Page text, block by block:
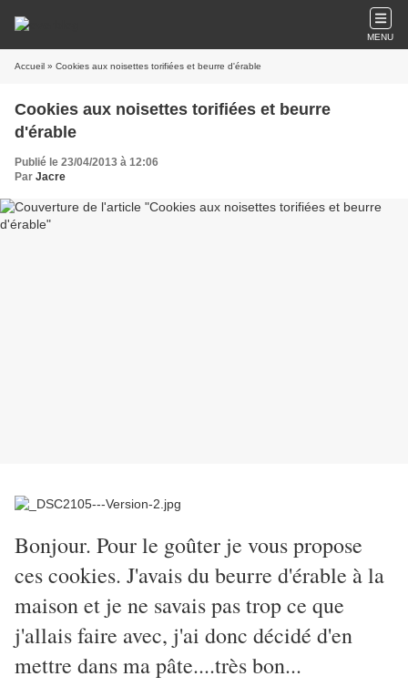
MENU
Accueil » Cookies aux noisettes torifiées et beurre d'érable
Cookies aux noisettes torifiées et beurre
d'érable
Publié le 23/04/2013 à 12:06
Par Jacre
Bonjour. Pour le goûter je vous propose
ces cookies. J'avais du beurre d'érable à la
maison et je ne savais pas trop ce que
j'allais faire avec, j'ai donc décidé d'en
mettre dans ma pâte....très bon...